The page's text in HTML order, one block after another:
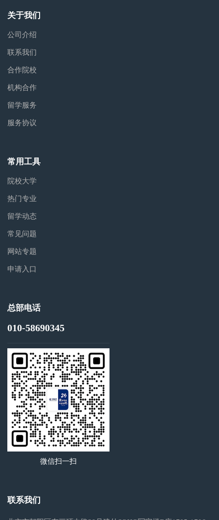
关于我们
公司介绍
联系我们
合作院校
机构合作
留学服务
服务协议
常用工具
院校大学
热门专业
留学动态
常见问题
网站专题
申请入口
总部电话
010-58690345
微信扫一扫
联系我们